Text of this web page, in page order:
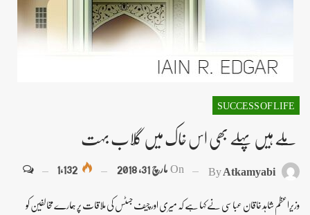
SUCCESS OF LIFE
مِلے ہیں پہلے بھی اس خاک میں گُلاب بہت
ByAtkamyabi
Onمارچ 31, 2018 1,132
وزیراعظم شاہد خاقان عباسی نے کہا ہے کہ میری اور چیف جسٹس کی ملاقات پر ہمارے مخالفین کو